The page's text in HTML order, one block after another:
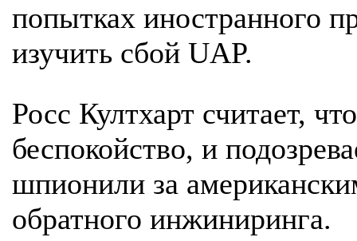
попытках иностранного
изучить сбой UAP.
Росс Култхарт считает,
беспокойство, и
шпионили за
обратного инжиниринга.